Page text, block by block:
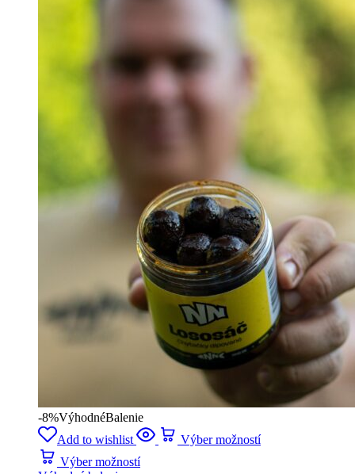
-8%VýhodnéBalenie
Add to wishlist
Výber možností
Výber možností